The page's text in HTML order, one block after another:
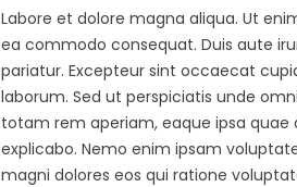
Labore et dolore magna aliqua. Ut
ea commodo consequat. Duis aute
pariatur. Excepteur sint occaecat
laborum. Sed ut perspiciatis unde
totam rem aperiam, eaque ipsa
explicabo. Nemo enim ipsam
magni dolores eos qui ratione